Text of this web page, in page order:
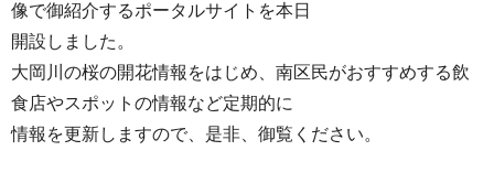
像で御紹介するポータルサイトを本日
開設しました。
大岡川の桜の開花情報をはじめ、南区民がおすすめする飲
食店やスポットの情報など定期的に
情報を更新しますので、是非、御覧ください。